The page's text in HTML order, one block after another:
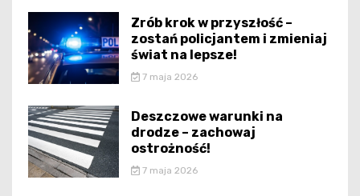
Zrób krok w przyszłość –
zostań policjantem i zmieniaj
świat na lepsze!
7 maja 2026
Deszczowe warunki na
drodze – zachowaj
ostrożność!
7 maja 2026